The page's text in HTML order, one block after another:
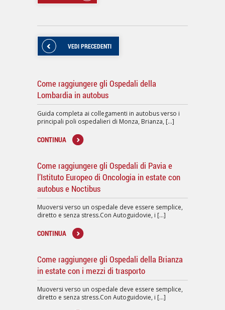
VEDI PRECEDENTI
Come raggiungere gli Ospedali della
Lombardia in autobus
Guida completa ai collegamenti in autobus verso i
principali poli ospedalieri di Monza, Brianza, [...]
CONTINUA
Come raggiungere gli Ospedali di Pavia e
l’Istituto Europeo di Oncologia in estate con
autobus e Noctibus
Muoversi verso un ospedale deve essere semplice,
diretto e senza stress.Con Autoguidovie, i [...]
CONTINUA
Come raggiungere gli Ospedali della Brianza
in estate con i mezzi di trasporto
Muoversi verso un ospedale deve essere semplice,
diretto e senza stress.Con Autoguidovie, i [...]